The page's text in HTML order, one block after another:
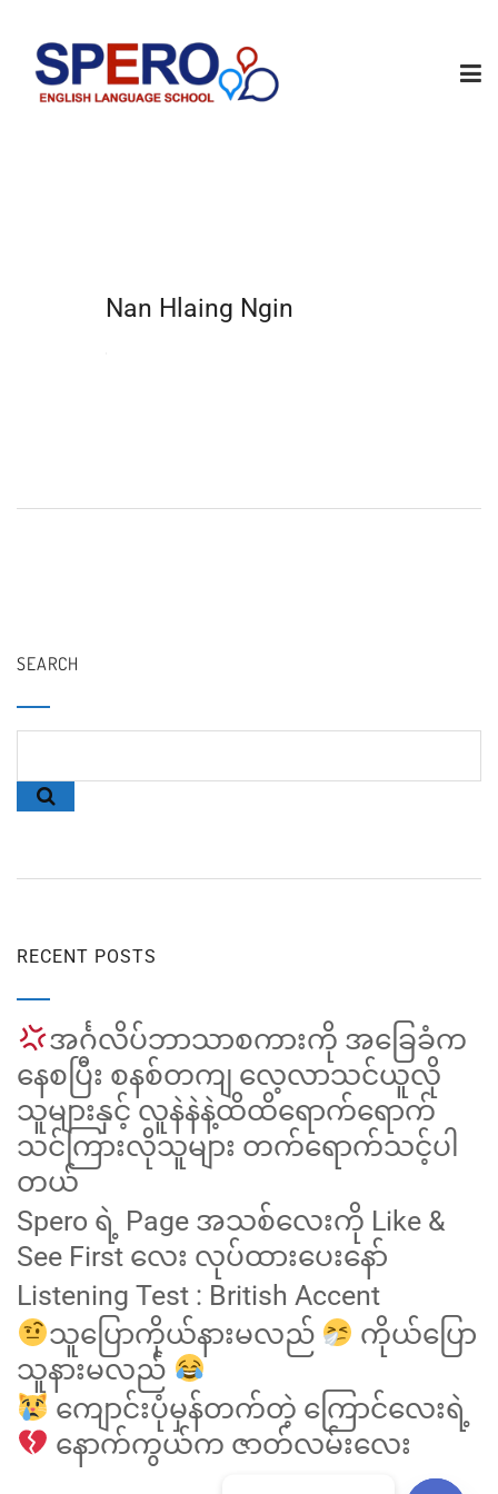
Nan Hlaing Ngin
SEARCH
RECENT POSTS
အင်္ဂလိပ်ဘာသာစကားကို အခြေခံက
နေစပြီး စနစ်တကျ လေ့လာသင်ယူလို
သူများနှင့် လူနဲနဲနဲ့ထိထိရောက်ရောက်
သင်ကြားလိုသူများ တက်ရောက်သင့်ပါ
တယ်
Spero ရဲ့ Page အသစ်လေးကို Like &
See First လေး လုပ်ထားပေးနော်
Listening Test : British Accent
သူပြောကိုယ်နားမလည်
ကိုယ်ပြော
သူနားမလည်
ကျောင်းပုံမှန်တက်တဲ့ ကြောင်လေးရဲ့
နောက်ကွယ်က ဇာတ်လမ်းလေး